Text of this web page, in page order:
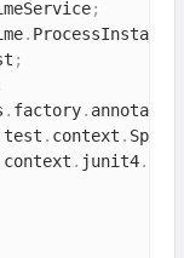
;
. ProcessInstance
;
. factory.
test . context .
context . junit4.